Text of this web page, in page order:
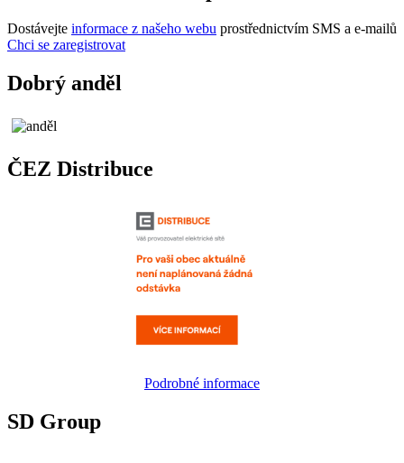
Dostávejte informace z našeho webu prostřednictvím SMS a e-mailů
Chci se zaregistrovat
Dobrý anděl
ČEZ Distribuce
Podrobné informace
SD Group